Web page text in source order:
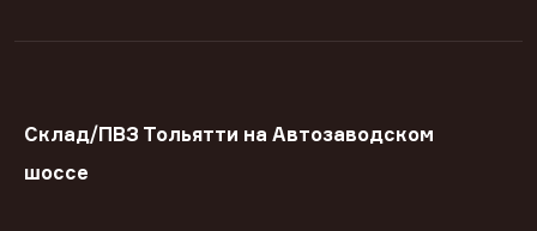
Склад/ПВЗ Тольятти на Автозаводском
шоссе